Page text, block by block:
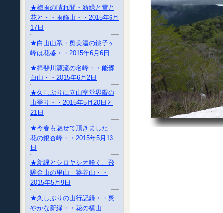
★梅雨の晴れ間・新緑と雪と
花と・・雨飾山・・2015年6月
17日
★白山山系・奥美濃の銚子ヶ
峰は花盛・・2015年6月6日
★揖斐川源流の名峰・・能郷
白山・・2015年6月2日
★久しぶりに立山室堂界隈の
山登り・・2015年5月20日と
21日
★今春も魅せて頂きました！
花の銀杏峰・・2015年5月13
日
★新緑とシロヤシオ咲く、飛
騨金山の里山 簗谷山・・
2015年5月9日
★久しぶりの山行記録・・爽
やかな新緑・・花の横山